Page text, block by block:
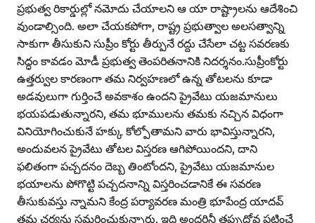
ప్రభుత్వ రికార్డుల్లో నమోదు చేయాలని ఆ యా రాష్ట్రాలను ఆదేశించి
వుండాల్సింది. అలా చేయకపోగా, రాష్ట్ర ప్రభుత్వాల అలసత్వాన్ని
సాకుగా తీసుకుని సుప్రీం కోర్టు తీర్పునే రద్దు చేసేలా చట్ట సవరణకు
సిద్ధం కావడం మోడీ ప్రభుత్వ తెంపరితనానికి నిదర్శనం.సుప్రీంకోర్టు
ఉత్తర్వుల కారణంగా తమ నిర్వహణలో ఉన్న తోటలను కూడా
అడవులుగా గుర్తించే అవకాశం ఉందని ప్రైవేటు యజమానులు
భయపడుతున్నారని, తమ భూములను తమకు నచ్చిన విధంగా
వినియోగించుకునే హక్కు కోల్పోతామని వారు భావిస్తున్నారని,
అందువలన ప్రైవేటు తోటల విస్తరణ ఆగిపోయిందని, దాని
ఫలితంగా పచ్చదనం దెబ్బ తింటోందని, ప్రైవేటు యజమానుల
భయాలను పోగొట్టి పచ్చదనాన్ని విస్తరించడానికే ఈ సవరణ
తీసుకువస్తు న్నామని కేంద్ర పర్యావరణ మంత్రి భూపేంద్ర యాదవ్‌
తమ చర్యను సమర్ధించుకున్నారు. ఇది అందరినీ తప్పుదోవ పట్టించే